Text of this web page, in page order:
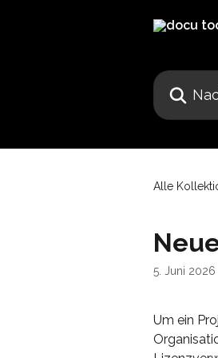
Nach
Alle
5. Juni 2026
Um ein